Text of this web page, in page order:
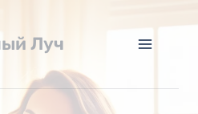
Луч